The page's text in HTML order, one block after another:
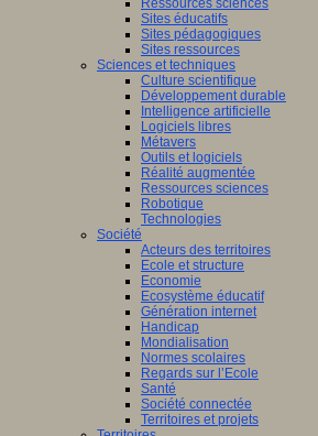
Ressources sciences
Sites éducatifs
Sites pédagogiques
Sites ressources
Sciences et techniques
Culture scientifique
Développement durable
Intelligence artificielle
Logiciels libres
Métavers
Outils et logiciels
Réalité augmentée
Ressources sciences
Robotique
Technologies
Société
Acteurs des territoires
Ecole et structure
Economie
Ecosystème éducatif
Génération internet
Handicap
Mondialisation
Normes scolaires
Regards sur l’Ecole
Santé
Société connectée
Territoires et projets